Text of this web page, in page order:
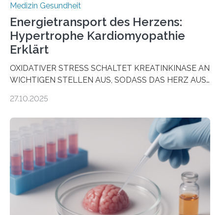
Medizin Gesundheit
Energietransport des Herzens:
Hypertrophe Kardiomyopathie
Erklärt
OXIDATIVER STRESS SCHALTET KREATINKINASE AN
WICHTIGEN STELLEN AUS, SODASS DAS HERZ AUS
aus dem Deutschen Zentrum für Herzinsuffizienz
im Journal Circulation, warum der Energietransport bei
der Hypertrophen Kardiomyopathie (HCM) versagen
kann und wie sich durch eine Verringerung der
Herzbelastung und des oxidativen Stresses
Rhythmusstörungen reduzieren lassen. Würzburg. Die
hypertrophe Kardiomyopathie (HCM) ist die häufigste
erblich bedingte Herzerkrankung. Sie führt dazu, dass
sich die linke Herzkammer verdickt, der Herzmuskel zu
27.10.2025